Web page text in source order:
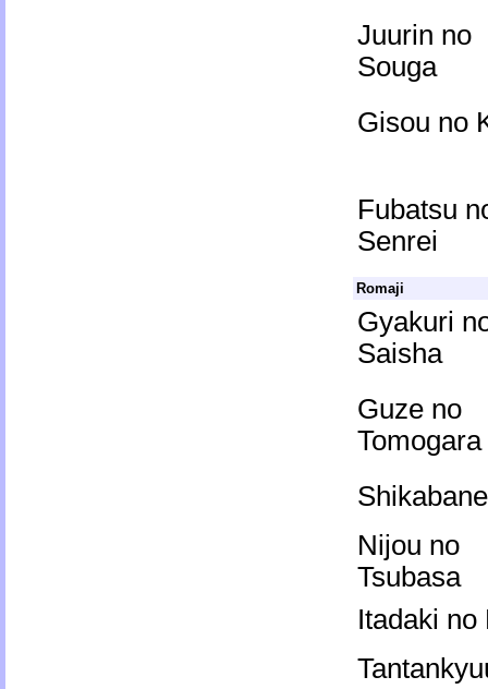
Juurin no
Souga
Gisou no
Fubatsu
Senrei
Romaji
Gyakuri
Saisha
Guze no
Tomogara
Nijou no
Tsubasa
Itadaki no